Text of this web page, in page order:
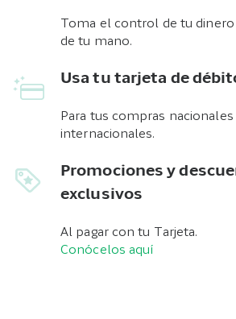
Toma el control de tu
de tu mano.
Usa tu tarjeta de
Para tus compras nacionales
internacionales.
Promociones y
exclusivos
Al pagar con tu Tarjeta.
Conócelos aquí